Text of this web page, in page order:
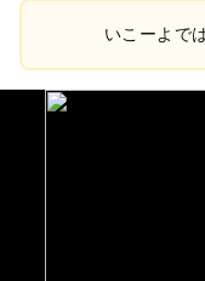
いこーよで